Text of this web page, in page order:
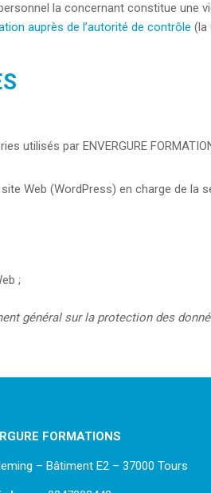
la concernant constitue une
auprès de l’autorité de contrôle (la
utilisés par ENVERGURE
Web (WordPress) en charge de la
;
général sur la protection des
FORMATIONS
– Bâtiment E2 – 37000 Tours